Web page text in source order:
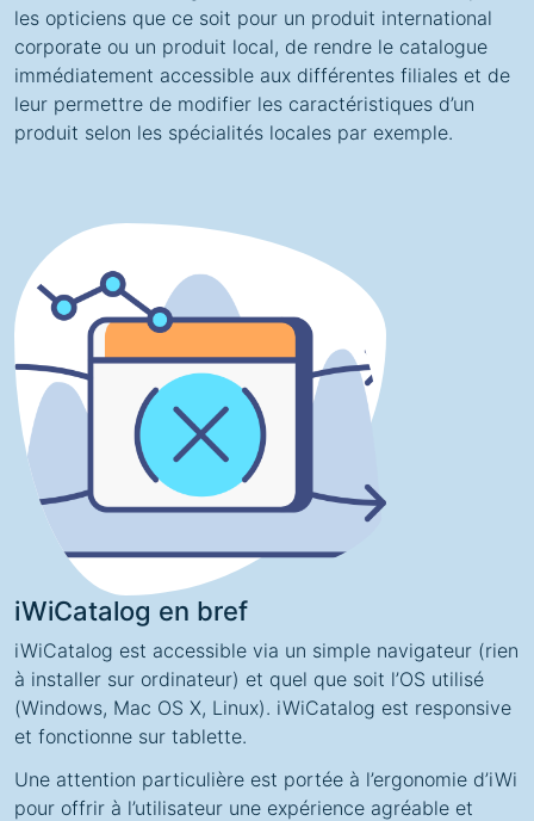
les opticiens que ce soit pour un produit international
corporate ou un produit local, de rendre le catalogue
immédiatement accessible aux différentes filiales et de
leur permettre de modifier les caractéristiques d’un
produit selon les spécialités locales par exemple.
iWiCatalog en bref
iWiCatalog est accessible via un simple navigateur (rien
à installer sur ordinateur) et quel que soit l’OS utilisé
(Windows, Mac OS X, Linux). iWiCatalog est responsive
et fonctionne sur tablette.
Une attention particulière est portée à l’ergonomie d’iWi
pour offrir à l’utilisateur une expérience agréable et